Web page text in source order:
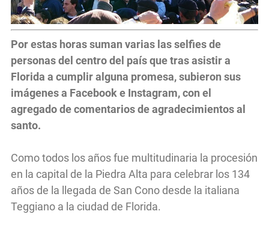
Por estas horas suman varias las selfies de
personas del centro del país que tras asistir a
Florida a cumplir alguna promesa, subieron sus
imágenes a Facebook e Instagram, con el
agregado de comentarios de agradecimientos al
santo.
Como todos los años fue multitudinaria la procesión
en la capital de la Piedra Alta para celebrar los 134
años de la llegada de San Cono desde la italiana
Teggiano a la ciudad de Florida.